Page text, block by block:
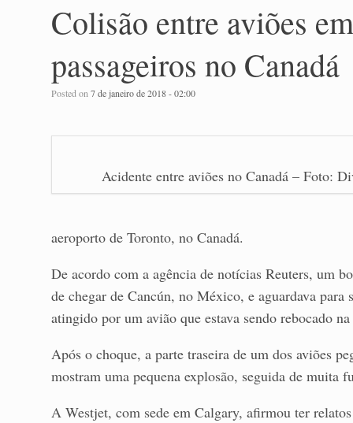
Colisão entre aviões
passageiros no Canadá
Posted on7 de janeiro de 2018 - 02:00
Acidente entre aviões no Canadá – Foto:
aeroporto de Toronto, no Canadá.
De acordo com a agência de notícias Reuters, um
de chegar de Cancún, no México, e aguardava
atingido por um avião que estava sendo rebocado
Após o choque, a parte traseira de um dos aviões
mostram uma pequena explosão, seguida de muita
A Westjet, com sede em Calgary, afirmou ter